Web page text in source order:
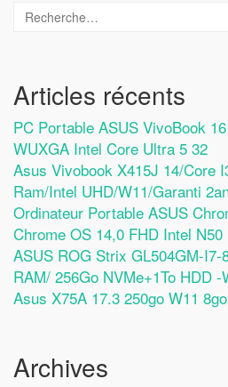
Articles récents
PC Portable ASUS VivoBook
WUXGA Intel Core Ultra 5 32
Asus Vivobook X415J 14/Core
Ram/Intel UHD/W11/Garanti
Ordinateur Portable ASUS
Chrome OS 14,0 FHD Intel N50
ASUS ROG Strix GL504GM-I7-
RAM/ 256Go NVMe+1To HDD -
Asus X75A 17.3 250go W11
Archives